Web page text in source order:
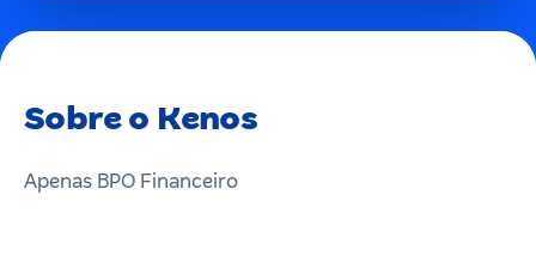
Sobre o Kenos
Apenas BPO Financeiro